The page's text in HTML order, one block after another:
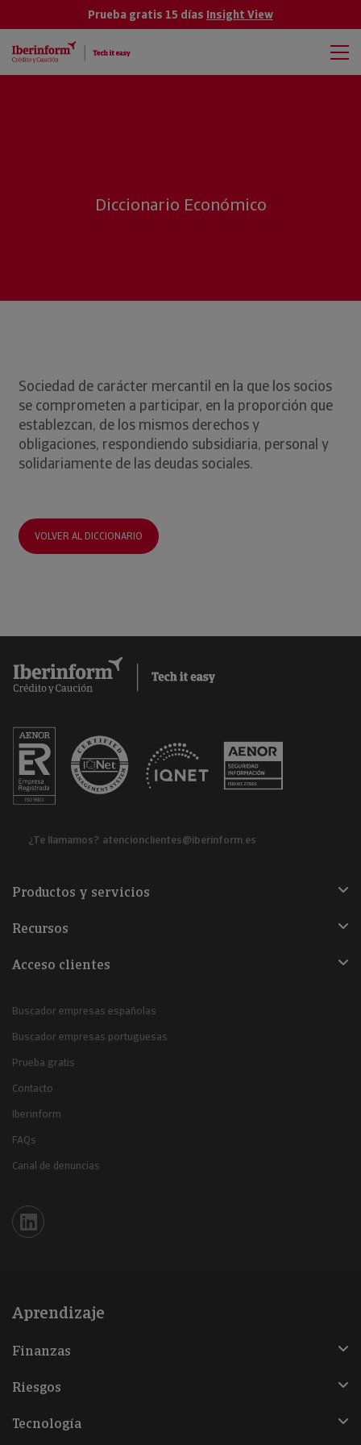
Prueba gratis 15 días Insight View
Diccionario Económico
Sociedad de carácter mercantil en la que los socios
se comprometen a participar, en la proporción que
establezcan, de los mismos derechos y
obligaciones, respondiendo subsidiaria, personal y
solidariamente de las deudas sociales.
VOLVER AL DICCIONARIO
¿Te llamamos? atencionclientes@iberinform.es
Productos y servicios
Recursos
Acceso clientes
Buscador empresas españolas
Buscador empresas portuguesas
Prueba gratis
Contacto
Iberinform
FAQs
Canal de denuncias
Iberinform en Linkedin
Aprendizaje
Finanzas
Riesgos
Tecnología